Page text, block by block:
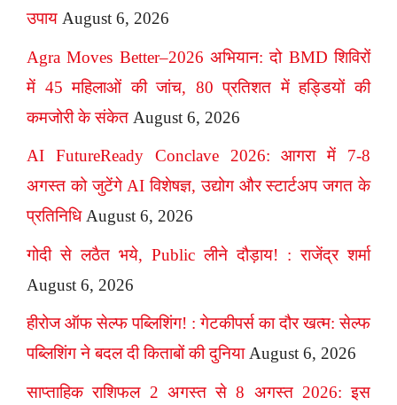
उपाय August 6, 2026
Agra Moves Better–2026 अभियान: दो BMD शिविरों
में 45 महिलाओं की जांच, 80 प्रतिशत में हड्डियों की
कमजोरी के संकेत August 6, 2026
AI FutureReady Conclave 2026: आगरा में 7-8
अगस्त को जुटेंगे AI विशेषज्ञ, उद्योग और स्टार्टअप जगत के
प्रतिनिधि August 6, 2026
गोदी से लठैत भये, Public लीने दौड़ाय! : राजेंद्र शर्मा
August 6, 2026
हीरोज ऑफ सेल्फ पब्लिशिंग! : गेटकीपर्स का दौर खत्म: सेल्फ
पब्लिशिंग ने बदल दी किताबों की दुनिया August 6, 2026
साप्ताहिक राशिफल 2 अगस्त से 8 अगस्त 2026: इस